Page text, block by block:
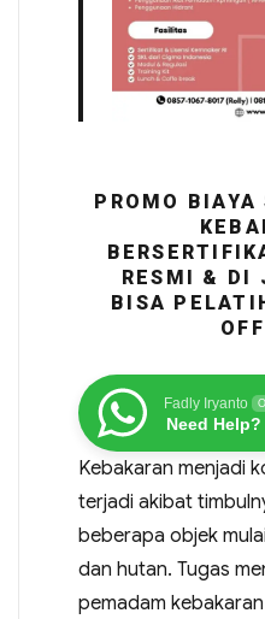
PROMO
RESMI & DI
BISA
Fadly Iryanto
Need
Kebakaran menjadi
terjadi akibat
beberapa objek
dan hutan. Tugas
pemadam